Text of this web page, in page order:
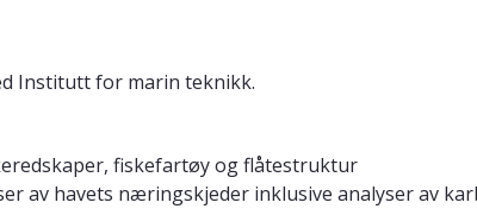
Institutt for marin teknikk.
fiskefartøy og flåtestruktur
av havets næringskjeder inklusive analyser av